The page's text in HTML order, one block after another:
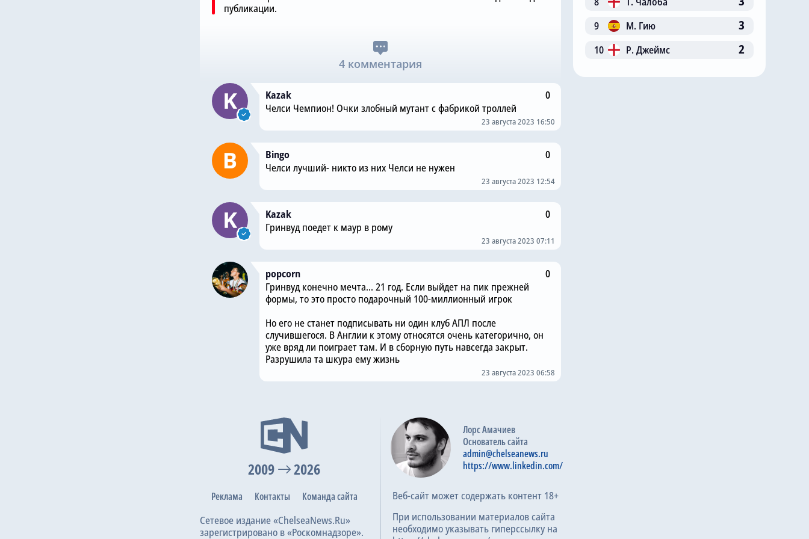
публикации.
4 комментария
Kazak
0
Челси Чемпион! Очки злобный мутант с фабрикой троллей
23 августа 2023 16:50
Bingo
0
Челси лучший- никто из них Челси не нужен
23 августа 2023 12:54
Kazak
0
Гринвуд поедет к маур в рому
23 августа 2023 07:11
popcorn
0
Гринвуд конечно мечта... 21 год. Если выйдет на пик прежней
формы, то это просто подарочный 100-миллионный игрок
Но его не станет подписывать ни один клуб АПЛ после
случившегося. В Англии к этому относятся очень категорично, он
уже вряд ли поиграет там. И в сборную путь навсегда закрыт.
Разрушила та шкура ему жизнь
23 августа 2023 06:58
9 М. Гию 3
10 Р. Джеймс 2
2009 2026
Реклама Контакты
Команда сайта
Сетевое издание «ChelseaNews.Ru»
зарегистрировано в «Роскомнадзоре».
Лорс Амачиев
Основатель сайта
admin@chelseanews.ru
https://www.linkedin.com/
Веб-сайт может содержать контент 18+
При использовании материалов сайта
необходимо указывать гиперссылку на